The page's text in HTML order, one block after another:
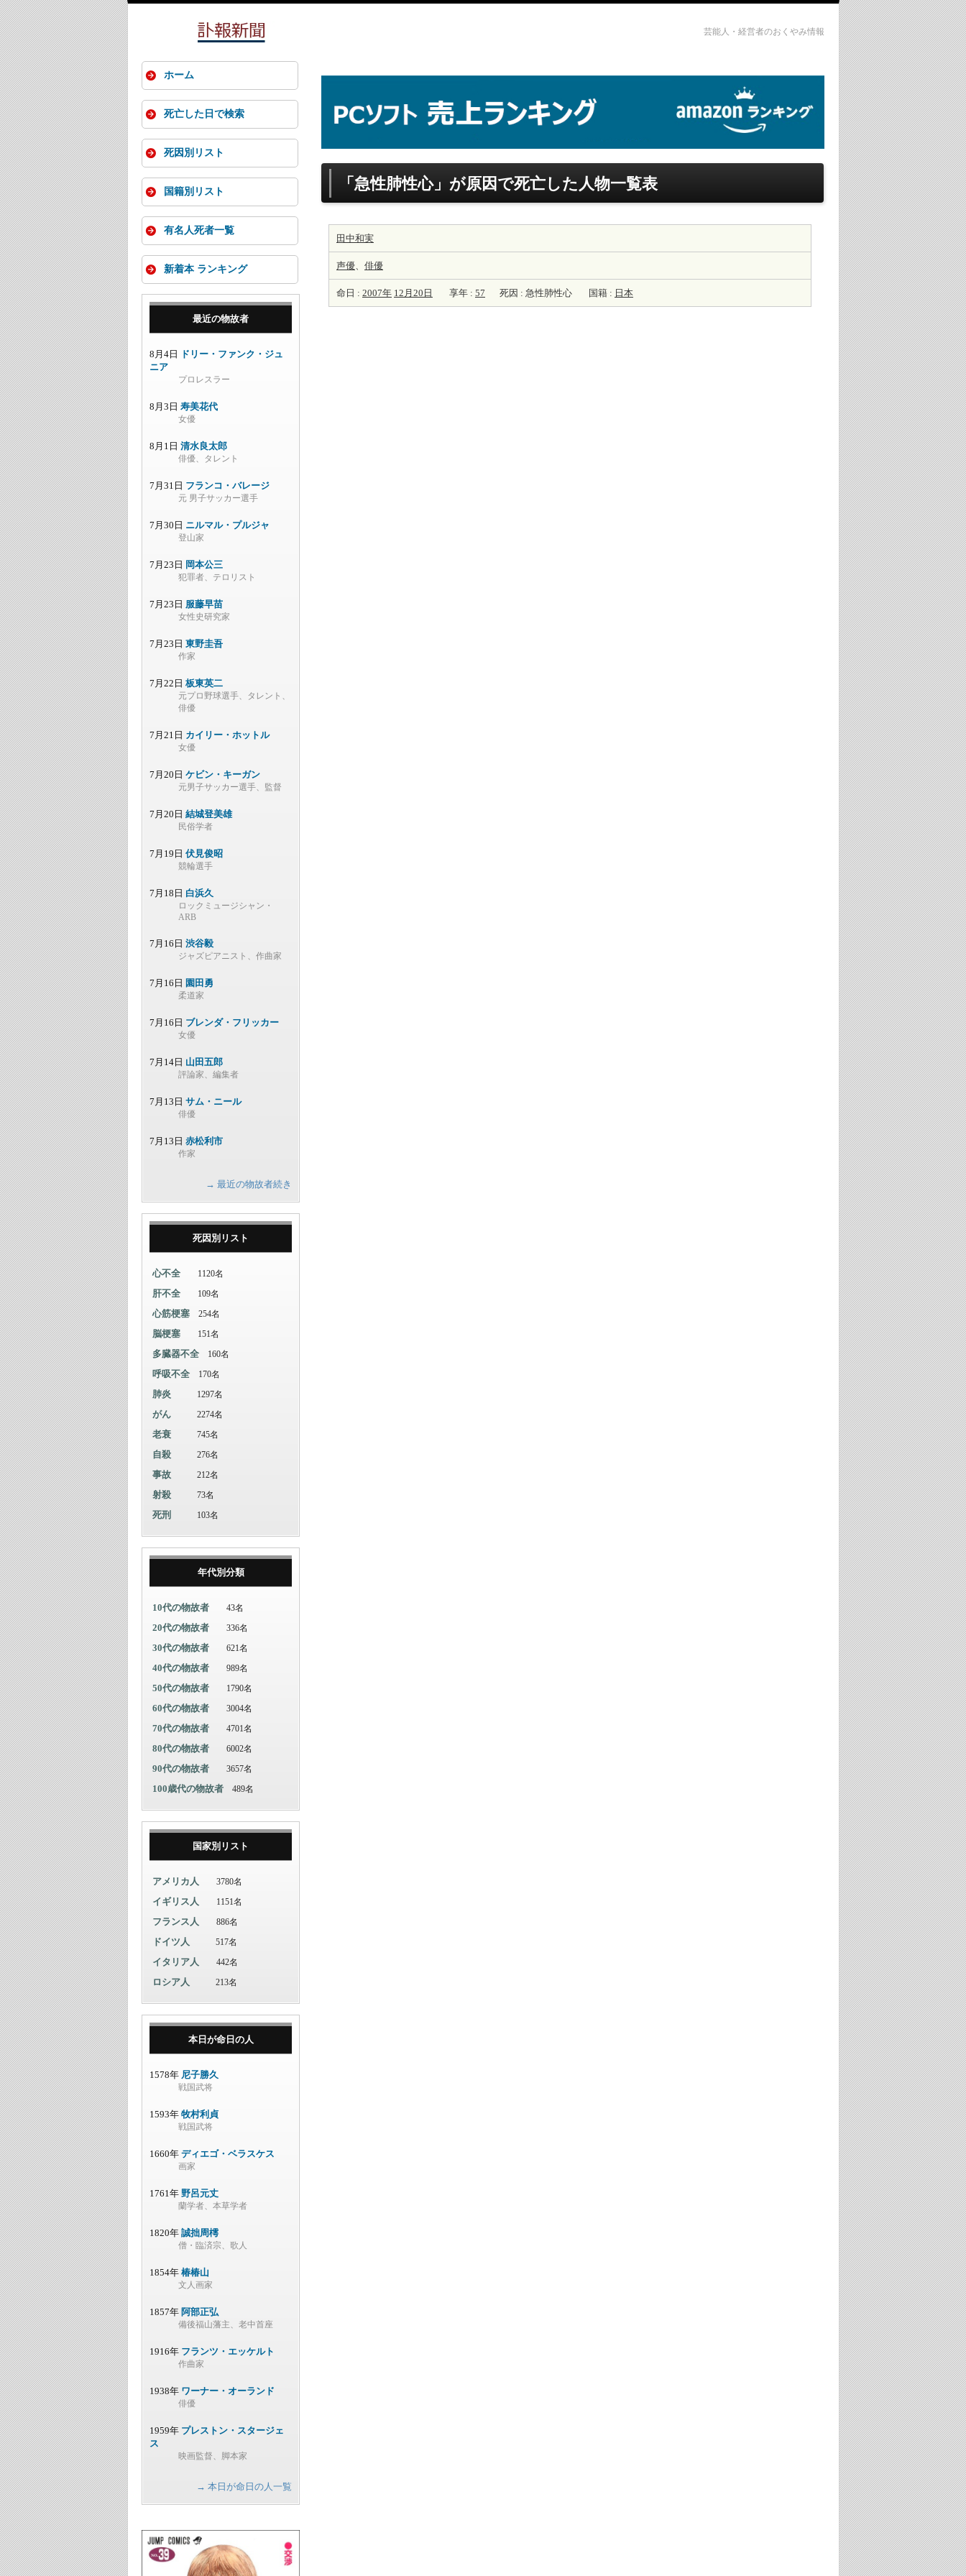
芸能人・経営者のおくやみ情報
「急性肺性心」が原因で死亡した人物一覧表
田中和実
声優、 俳優
命日 : 2007年 12月20日 享年 : 57 死因 : 急性肺性心 国籍 : 日本
ホーム
死亡した日で検索
死因別リスト
国籍別リスト
有名人死者一覧
新着本 ランキング
最近の物故者
8月4日
ドリー・ファンク・ジュ
ニア
プロレスラー
8月3日 寿美花代
女優
8月1日 清水良太郎
俳優、タレント
7月31日 フランコ・バレージ
元 男子サッカー選手
7月30日 ニルマル・プルジャ
登山家
7月23日 岡本公三
犯罪者、テロリスト
7月23日 服藤早苗
女性史研究家
7月23日 東野圭吾
作家
7月22日 板東英二
元プロ野球選手、タレント、
俳優
7月21日 カイリー・ホットル
女優
7月20日 ケビン・キーガン
元男子サッカー選手、監督
7月20日 結城登美雄
民俗学者
7月19日 伏見俊昭
競輪選手
7月18日 白浜久
ロックミュージシャン・
ARB
7月16日 渋谷毅
ジャズピアニスト、作曲家
7月16日 園田勇
柔道家
7月16日 ブレンダ・フリッカー
女優
7月14日 山田五郎
評論家、編集者
7月13日 サム・ニール
俳優
7月13日 赤松利市
作家
→ 最近の物故者続き
死因別リスト
心不全 1120名
肝不全 109名
心筋梗塞 254名
脳梗塞 151名
多臓器不全 160名
呼吸不全 170名
肺炎 1297名
がん 2274名
老衰 745名
自殺 276名
事故 212名
射殺 73名
死刑 103名
年代別分類
10代の物故者 43名
20代の物故者 336名
30代の物故者 621名
40代の物故者 989名
50代の物故者 1790名
60代の物故者 3004名
70代の物故者 4701名
80代の物故者 6002名
90代の物故者 3657名
100歳代の物故者 489名
国家別リスト
アメリカ人 3780名
イギリス人 1151名
フランス人 886名
ドイツ人 517名
イタリア人 442名
ロシア人 213名
本日が命日の人
1578年 尼子勝久
戦国武将
1593年 牧村利貞
戦国武将
1660年 ディエゴ・ベラスケス
画家
1761年 野呂元丈
蘭学者、本草学者
1820年 誠拙周樗
僧・臨済宗、歌人
1854年 椿椿山
文人画家
1857年 阿部正弘
備後福山藩主、老中首座
1916年 フランツ・エッケルト
作曲家
1938年 ワーナー・オーランド
俳優
1959年 プレストン・スタージェ
ス
映画監督、脚本家
→ 本日が命日の人一覧